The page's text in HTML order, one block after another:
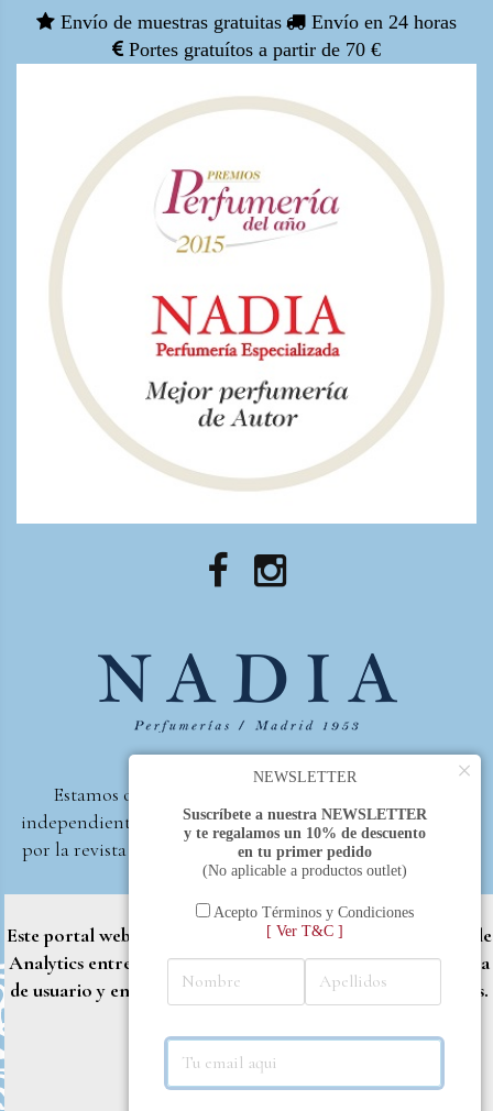
Envío de muestras gratuitas
Envío en 24 horas
Portes gratuítos a partir de 70 €
Estamos orgullosos de ser la primera perfumería
independiente de España, en recibir el premio otorgado
por la revista Beautyproof en 2015 a la mejor perfumería
de autor.
Perfumería Nadia2017 |Política de Privacidad
Este portal web utiliza cookies propias y de terceros (Google
Analytics entre otros) para brindarle una mejor experiencia
de usuario y entregar contenido adaptado a sus necesidades.
Rechazar
Aceptar
Más info
×
NEWSLETTER
Suscríbete a nuestra NEWSLETTER
y te regalamos un 10% de descuento
en tu primer pedido
(No aplicable a productos outlet)
Acepto Términos y Condiciones
[ Ver T&C ]